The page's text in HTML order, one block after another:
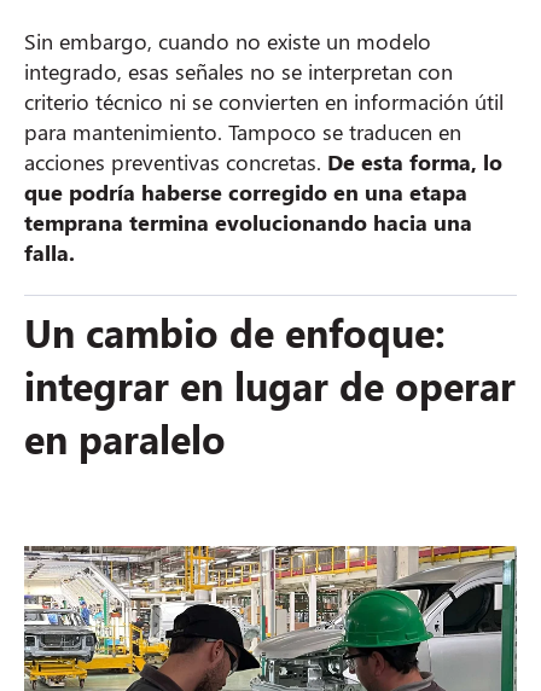
Sin embargo, cuando no existe un modelo
integrado, esas señales no se interpretan con
criterio técnico ni se convierten en información útil
para mantenimiento. Tampoco se traducen en
acciones preventivas concretas. De esta forma, lo
que podría haberse corregido en una etapa
temprana termina evolucionando hacia una
falla.
Un cambio de enfoque:
integrar en lugar de operar
en paralelo